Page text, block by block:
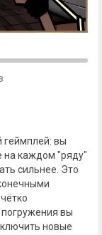
геймплей: вы
на каждом "ряду"
сильнее. Это
вы
новые